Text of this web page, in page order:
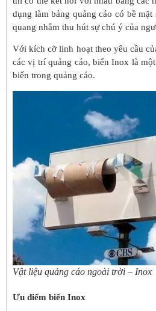
dụng làm bảng quảng cáo có bề mặt
quang nhằm thu hút sự chú ý của
Với kích cỡ linh hoạt theo yêu cầu
các vị trí quảng cáo, biển Inox là
biến trong quảng cáo.
Vật liệu quảng cáo ngoài trời – Inox
Ưu điểm biển Inox